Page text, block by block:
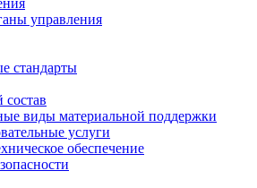
управления
стандарты
состав
виды материальной поддержки
услуги
обеспечение